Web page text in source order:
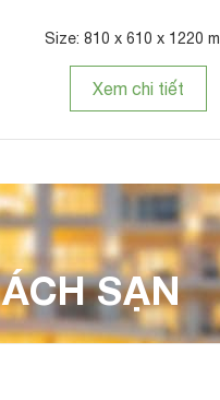
Size: 810 x 610 x 1220
Xem chi tiết
SẠN